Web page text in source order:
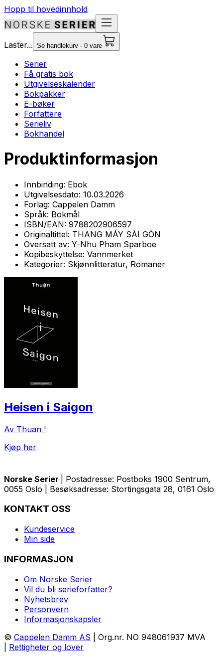
Hopp til hovedinnhold
Laster... Se handlekurv - 0 vare
Serier
Få gratis bok
Utgivelseskalender
Bokpakker
E-bøker
Forfattere
Serieliv
Bokhandel
Produktinformasjon
Innbinding: Ebok
Utgivelsesdato: 10.03.2026
Forlag: Cappelen Damm
Språk: Bokmål
ISBN/EAN: 9788202906597
Originaltittel: THANG MÁY SÀI GÒN
Oversatt av: Y-Nhu Pham Sparboe
Kopibeskyttelse: Vannmerket
Kategorier: Skjønnlitteratur, Romaner
Heisen i Saigon
Av Thuan '
Kjøp her
Norske Serier
| Postadresse: Postboks 1900 Sentrum,
0055 Oslo | Besøksadresse: Stortingsgata 28, 0161 Oslo
KONTAKT OSS
Kundeservice
Min side
INFORMASJON
Om Norske Serier
Vil du bli serieforfatter?
Nyhetsbrev
Personvern
Informasjonskapsler
© Cappelen Damm AS | Org.nr. NO 948061937 MVA
Rettigheter og lover